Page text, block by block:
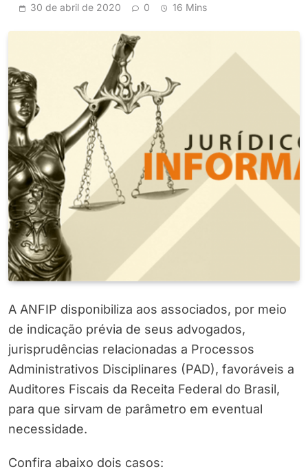
30 de abril de 2020 0 16 Mins
A ANFIP disponibiliza aos associados, por meio
de indicação prévia de seus advogados,
jurisprudências relacionadas a Processos
Administrativos Disciplinares (PAD), favoráveis a
Auditores Fiscais da Receita Federal do Brasil,
para que sirvam de parâmetro em eventual
necessidade.
Confira abaixo dois casos: